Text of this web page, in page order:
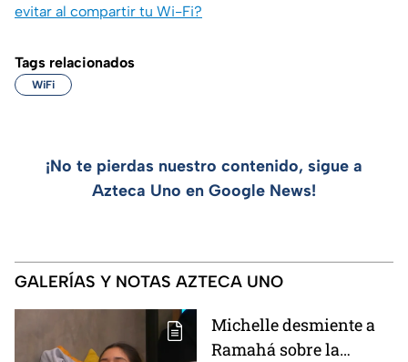
evitar al compartir tu Wi-Fi?
Tags relacionados
WiFi
¡No te pierdas nuestro contenido, sigue a
Azteca Uno en Google News!
GALERÍAS Y NOTAS AZTECA UNO
Michelle desmiente a
Ramahá sobre la